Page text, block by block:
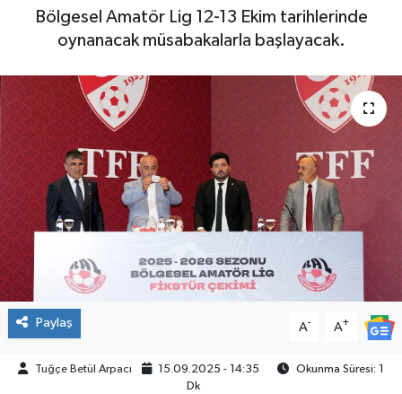
Bölgesel Amatör Lig 12-13 Ekim tarihlerinde
oynanacak müsabakalarla başlayacak.
Paylaş A- A+
Tuğçe Betül Arpacı 15.09.2025 - 14:35
Okunma Süresi: 1
Dk
SPOR
YAŞAM
ÇEVRE
İLÇELER
KÜLTÜR
Tüm Manşetler
Haber Arşivi